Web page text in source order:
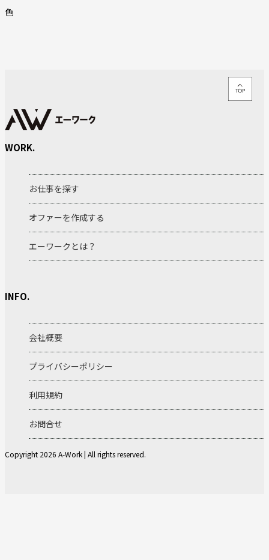
色
WORK.
お仕事を探す
オファーを作成する
エーワークとは？
INFO.
会社概要
プライバシーポリシー
利用規約
お問合せ
Copyright 2026 A-Work | All rights reserved.